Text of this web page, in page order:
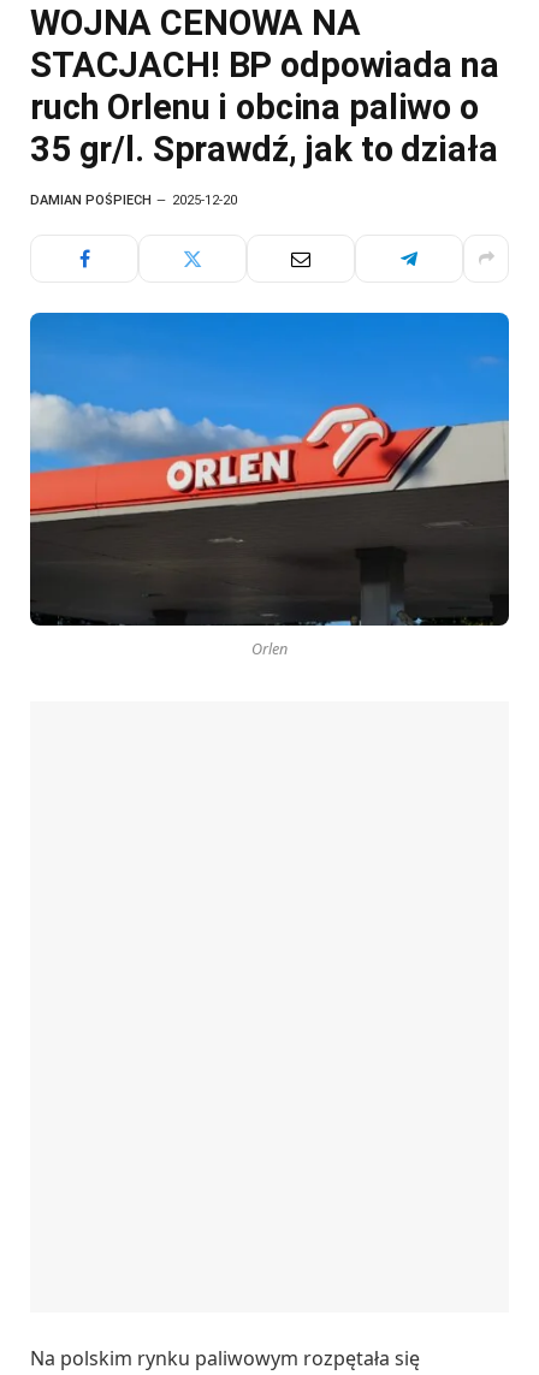
WOJNA CENOWA NA
STACJACH! BP odpowiada na
ruch Orlenu i obcina paliwo o
35 gr/l. Sprawdź, jak to działa
DAMIAN POŚPIECH 2025-12-20
Orlen
Na polskim rynku paliwowym rozpętała się